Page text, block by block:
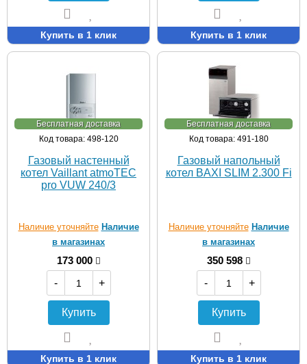
Купить в 1 клик Купить в 1 клик
Бесплатная доставка
Код товара: 498-120
Газовый настенный
котел Vaillant atmoTEC
pro VUW 240/3
Наличие уточняйте Наличие
в магазинах
173 000
-
+
Купить
Купить в 1 клик
Бесплатная доставка
Код товара: 491-180
Газовый напольный
котел BAXI SLIM 2.300 Fi
Наличие уточняйте Наличие
в магазинах
350 598
-
+
Купить
Купить в 1 клик